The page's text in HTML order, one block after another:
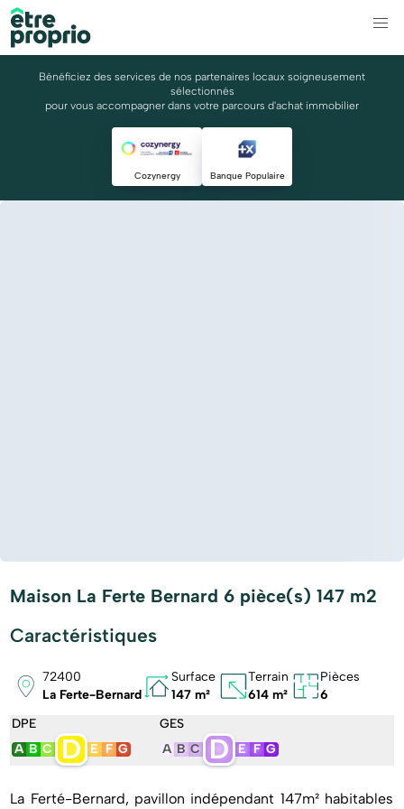
Bénéficiez des services de nos partenaires locaux soigneusement
sélectionnés
pour vous accompagner dans votre parcours d'achat immobilier
Cozynergy Banque Populaire
Maison La Ferte Bernard 6 pièce(s) 147 m2
Caractéristiques
72400
La Ferte-Bernard
Surface
147 m²
Terrain
614 m²
Pièces
6
DPE
A B C D E F G
GES
A B C D E F G
La Ferté-Bernard, pavillon indépendant 147m² habitables